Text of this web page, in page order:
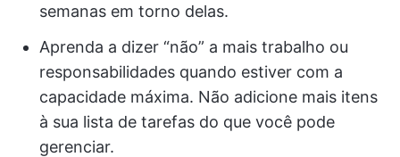
semanas em torno delas.
Aprenda a dizer “não” a mais trabalho ou
responsabilidades quando estiver com a
capacidade máxima. Não adicione mais itens
à sua lista de tarefas do que você pode
gerenciar.